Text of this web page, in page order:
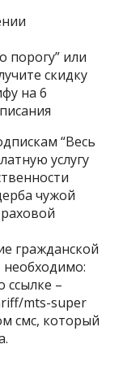
порогу” или
скидку
на 6
“Весь
услугу
чужой
гражданской
необходимо:
ссылке –
mts-super
смс, который